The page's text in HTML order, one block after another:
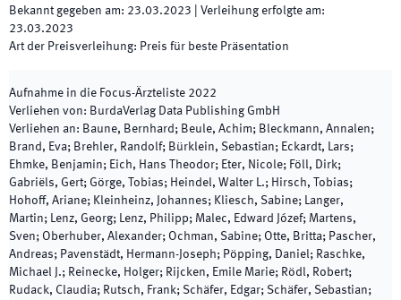
Bekannt gegeben am: 23.03.2023 Verleihung erfolgte am:
23.03.2023
Art der Preisverleihung: Preis für beste Präsentation
Aufnahme in die Focus-Ärzteliste 2022
Verliehen von: BurdaVerlag Data Publishing GmbH
Verliehen an: Baune, Bernhard; Beule, Achim; Bleckmann, Annalen;
Brand, Eva; Brehler, Randolf; Bürklein, Sebastian; Eckardt, Lars;
Ehmke, Benjamin; Eich, Hans Theodor; Eter, Nicole; Föll, Dirk;
Gabriëls, Gert; Görge, Tobias; Heindel, Walter L.; Hirsch, Tobias;
Hohoff, Ariane; Kleinheinz, Johannes; Kliesch, Sabine; Langer,
Martin; Lenz, Georg; Lenz, Philipp; Malec, Edward Józef; Martens,
Sven; Oberhuber, Alexander; Ochman, Sabine; Otte, Britta; Pascher,
Andreas; Pavenstädt, Hermann-Joseph; Pöpping, Daniel; Raschke,
Michael J.; Reinecke, Holger; Rijcken, Emile Marie; Rödl, Robert;
Rudack, Claudia; Rutsch, Frank; Schäfer, Edgar; Schäfer, Sebastian;